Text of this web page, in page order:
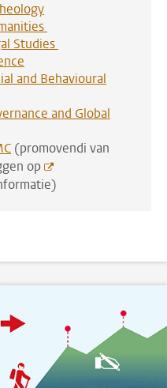
Studies
and Behavioural
and Global
(promovendi van
op